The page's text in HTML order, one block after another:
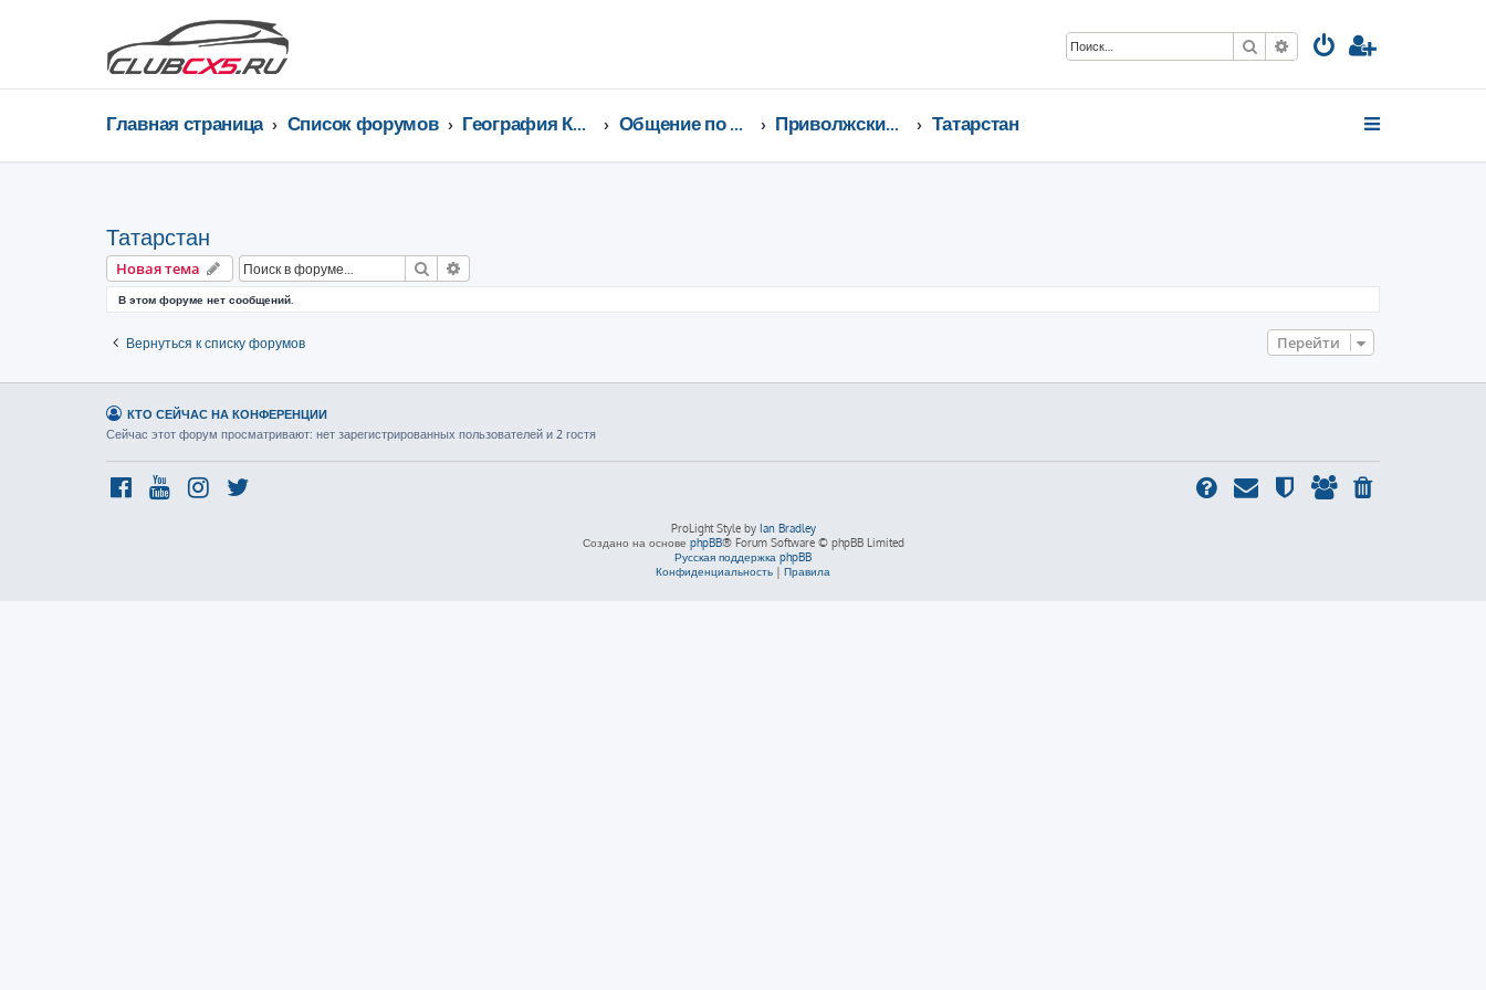
Поиск Расширенный поиск
Главная страница Список форумов География Клуба CX-5 CLUB Общение по регионам Приволжский федеральный округ Татарстан
Татарстан
Новая тема Поиск
В этом форуме нет сообщений.
Вернуться к списку форумов Перейти
КТО СЕЙЧАС НА КОНФЕРЕНЦИИ
Сейчас этот форум просматривают: нет зарегистрированных пользователей и 2 гостя
ProLight Style by Ian Bradley
Создано на основе phpBB® Forum Software © phpBB Limited
Русская поддержка phpBB
Конфиденциальность | Правила